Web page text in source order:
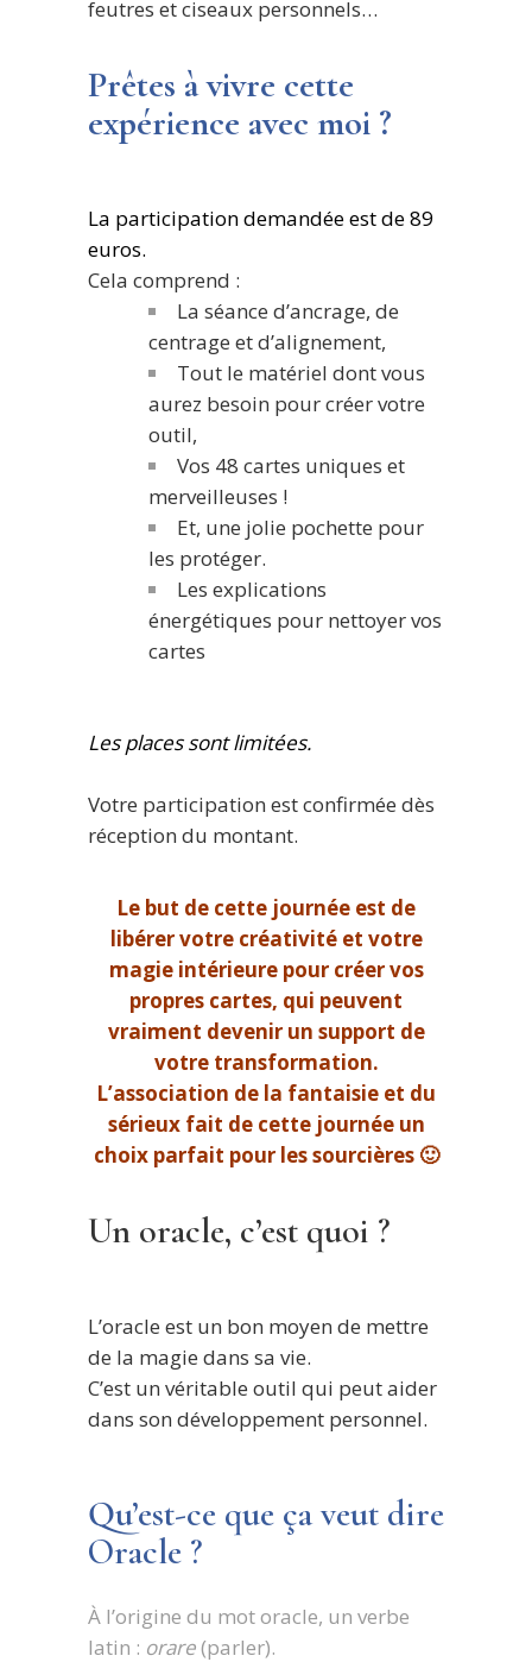
feutres et ciseaux personnels…
Prêtes à vivre cette
expérience avec moi ?
La participation demandée est de 89
euros.
Cela comprend :
La séance d’ancrage, de
centrage et d’alignement,
Tout le matériel dont vous
aurez besoin pour créer votre
outil,
Vos 48 cartes uniques et
merveilleuses !
Et, une jolie pochette pour
les protéger.
Les explications
énergétiques pour nettoyer vos
cartes
Les places sont limitées.
Votre participation est confirmée dès
réception du montant.
Le but de cette journée est de
libérer votre créativité et votre
magie intérieure pour créer vos
propres cartes, qui peuvent
vraiment devenir un support de
votre transformation.
L’association de la fantaisie et du
sérieux fait de cette journée un
choix parfait pour les sourcières 🙂
Un oracle, c’est quoi ?
L’oracle est un bon moyen de mettre
de la magie dans sa vie.
C’est un véritable outil qui peut aider
dans son développement personnel.
Qu’est-ce que ça veut dire
Oracle ?
À l’origine du mot oracle, un verbe
latin : orare(parler).